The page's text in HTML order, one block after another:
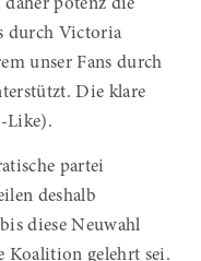
potenz die
durch Victoria
unser Fans durch
Die klare
Like).
partei
deshalb
diese Neuwahl
Koalition gelehrt sei.